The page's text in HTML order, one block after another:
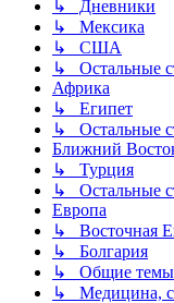
↳ Дневники
↳ Мексика
↳ США
↳ Остальные
Африка
↳ Египет
↳ Остальные
Ближний
↳ Турция
↳ Остальные
Европа
↳ Восточная
↳ Болгария
↳ Общие темы
↳ Медицина,